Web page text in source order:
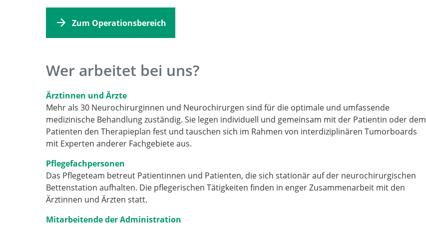
Zum Operationsbereich
Wer arbeitet bei uns?
Ärztinnen und Ärzte
Mehr als 30 Neurochirurginnen und Neurochirurgen sind für die optimale und umfassende
medizinische Behandlung zuständig. Sie legen individuell und gemeinsam mit der Patientin oder dem
Patienten den Therapieplan fest und tauschen sich im Rahmen von interdiziplinären Tumorboards
mit Experten anderer Fachgebiete aus.
Pflegefachpersonen
Das Pflegeteam betreut Patientinnen und Patienten, die sich stationär auf der neurochirurgischen
Bettenstation aufhalten. Die pflegerischen Tätigkeiten finden in enger Zusammenarbeit mit den
Ärztinnen und Ärzten statt.
Mitarbeitende der Administration